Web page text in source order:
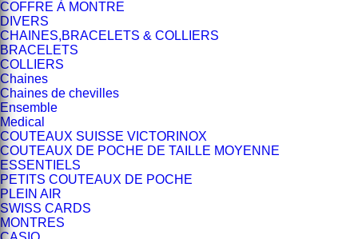
COFFRE À MONTRE
DIVERS
CHAINES,BRACELETS & COLLIERS
BRACELETS
COLLIERS
Chaines
Chaines de chevilles
Ensemble
Medical
COUTEAUX SUISSE VICTORINOX
COUTEAUX DE POCHE DE TAILLE MOYENNE
ESSENTIELS
PETITS COUTEAUX DE POCHE
PLEIN AIR
SWISS CARDS
MONTRES